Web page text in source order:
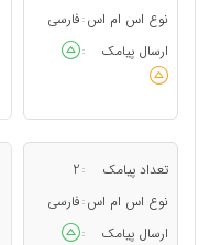
نوع اس ام اس : فارسی
ارسال پیامک
:
تعداد پیامک :
2
نوع اس ام اس : فارسی
ارسال پیامک
: